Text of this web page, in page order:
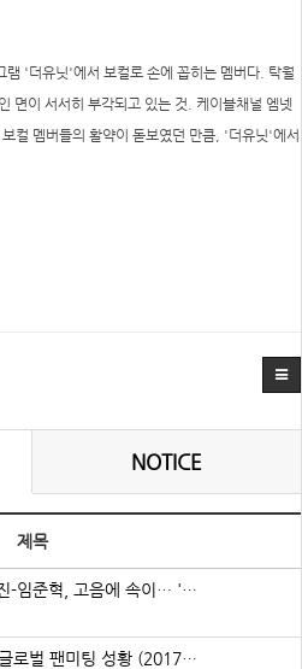
'더유닛'에서 보컬로 손에 꼽히는 멤버다. 탁월
면이 서서히 부각되고 있는 것. 케이블채널 엠넷
컬 멤버들의 활약이 돋보였던 만큼, '더유닛'에서
NOTICE
제목
-임준혁, 고음에 속이… '…
로벌 팬미팅 성황 (2017…